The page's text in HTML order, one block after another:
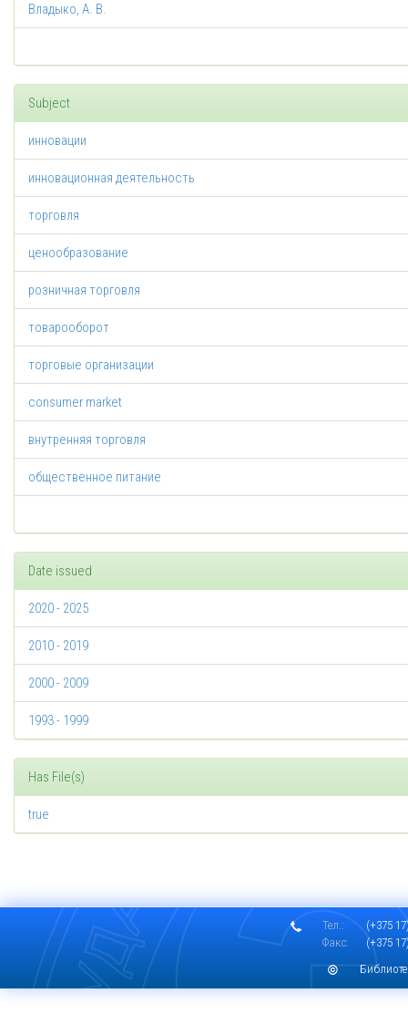
Владыко, А. В.
Subject
инновации
инновационная деятельность
торговля
ценообразование
розничная торговля
товарооборот
торговые организации
consumer market
внутренняя торговля
общественное питание
Date issued
2020 - 2025
2010 - 2019
2000 - 2009
1993 - 1999
Has File(s)
true
Тел.:
(+375
Факс:
(+375